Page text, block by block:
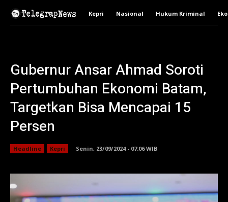
Kepri Nasional Hukum Kriminal
Gubernur Ansar Ahmad Soroti
Pertumbuhan Ekonomi Batam,
Targetkan Bisa Mencapai 15
Persen
Headline Kepri Senin, 23/09/2024 - 07:06 WIB